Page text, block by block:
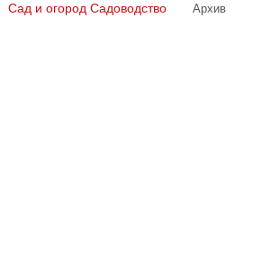
Сад и огород Садоводство Архив